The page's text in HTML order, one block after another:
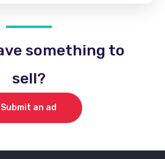
something to
sell?
Submit an ad